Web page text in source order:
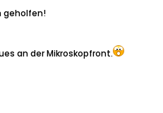
geholfen!
an der Mikroskopfront.